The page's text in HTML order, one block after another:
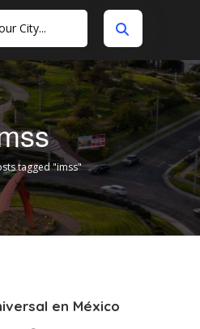
City...
tagged "imss"
en México